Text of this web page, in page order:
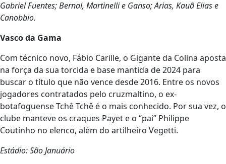
Gabriel Fuentes; Bernal, Martinelli e Ganso; Arias, Kauã Elias e
Canobbio.
Vasco da Gama
Com técnico novo, Fábio Carille, o Gigante da Colina aposta
na força da sua torcida e base mantida de 2024 para
buscar o título que não vence desde 2016. Entre os novos
jogadores contratados pelo cruzmaltino, o ex-
botafoguense Tchê Tchê é o mais conhecido. Por sua vez, o
clube manteve os craques Payet e o “pai” Philippe
Coutinho no elenco, além do artilheiro Vegetti.
Estádio: São Januário